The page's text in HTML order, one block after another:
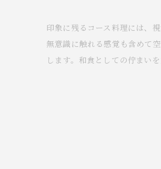
印象に残るコース料理には、
無意識に触れる感覚も含めて
します。和食としての佇まい